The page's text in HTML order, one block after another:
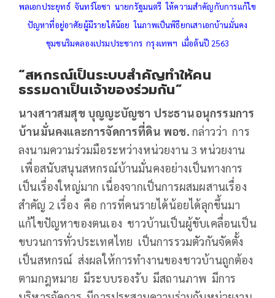
พลเอกประยุทธ์ จันทร์โอชา นายกรัฐมนตรี ให้ความสำคัญกับการแก้ไข
ปัญหาที่อยู่อาศัยผู้มีรายได้น้อย ในภาพเป็นพิธียกเสาเอกบ้านมั่นคง
ชุมชนริมคลองเปรมประชากร กรุงเทพฯ เมื่อต้นปี 2563
“สหกรณ์เป็นระบบสำคัญทำให้คน
ธรรมดาเป็นเจ้าของร่วมกัน”
นางสาวสมสุข บุญญะบัญชา ประธานอนุกรรมการ
บ้านมั่นคงและการจัดการที่ดิน พอช. กล่าวว่า การ
ลงนามความร่วมมือระหว่างหน่วยงาน 3 หน่วยงาน
เพื่อสนับสนุนสหกรณ์บ้านมั่นคงอย่างเป็นทางการ
เป็นเรื่องใหญ่มาก เนื่องจากเป็นการผสมผสานเรื่อง
สำคัญ 2 เรื่อง คือ การที่คนรายได้น้อยได้ลุกขึ้นมา
แก้ไขปัญหาของตนเอง ชาวบ้านเป็นผู้ขับเคลื่อนเป็น
ขบวนการทั่วประเทศไทย เป็นการรวมตัวกันจัดตั้ง
เป็นสหกรณ์ ส่งผลให้การทำงานของชาวบ้านถูกต้อง
ตามกฎหมาย มีระบบรองรับ มีสถานภาพ มีการ